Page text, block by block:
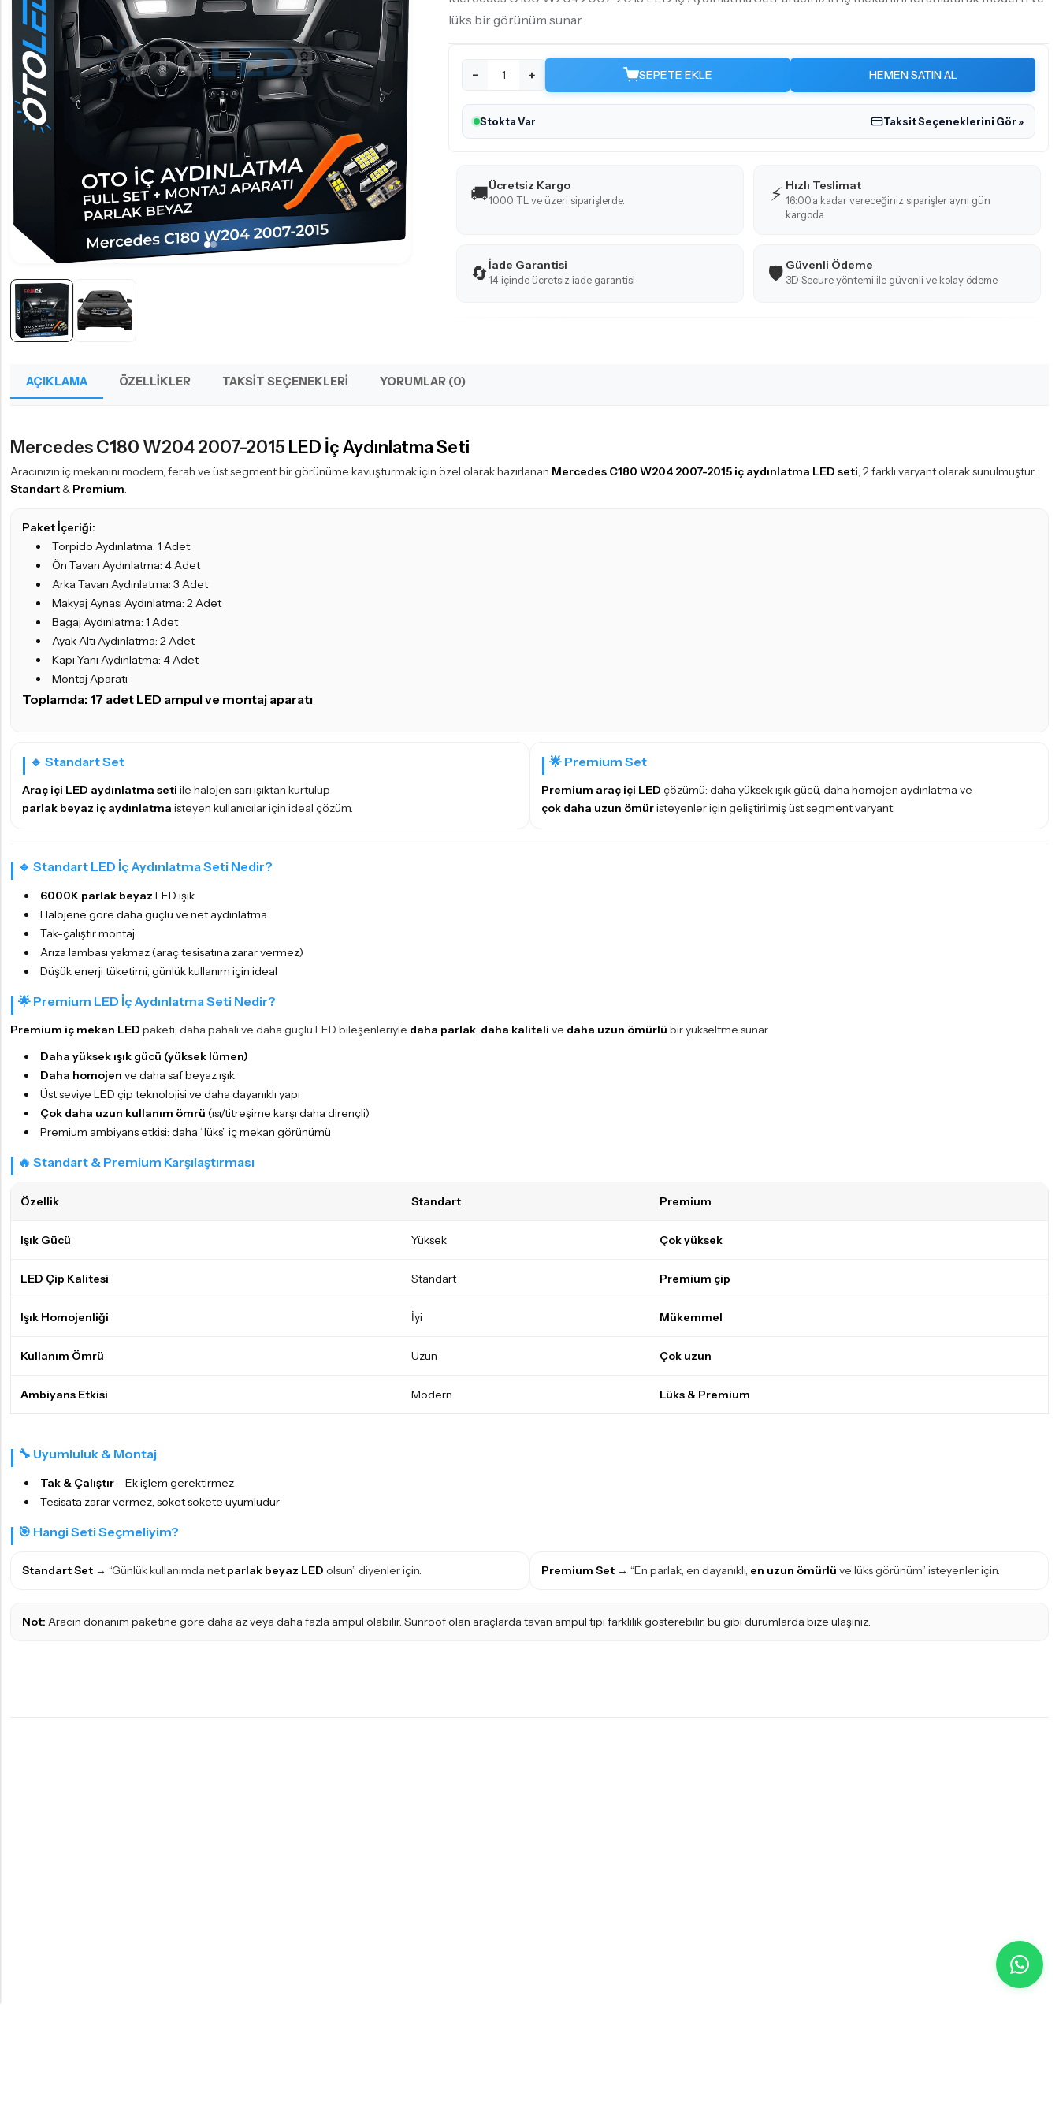
lüks bir görünüm sunar.
− + SEPETE EKLE HEMEN SATIN AL
Stokta Var Taksit Seçeneklerini Gör »
🚚Ücretsiz Kargo
1000 TL ve üzeri siparişlerde. ⚡ Hızlı Teslimat
16:00'a kadar vereceğiniz siparişler aynı gün
kargoda
🔄İade Garantisi
14 içinde ücretsiz iade garantisi 🛡️ Güvenli Ödeme
3D Secure yöntemi ile güvenli ve kolay ödeme
AÇIKLAMA ÖZELLIKLER TAKSIT SEÇENEKLERI YORUMLAR (0)
Mercedes C180 W204 2007-2015 LED İç Aydınlatma Seti
Aracınızın iç mekanını modern, ferah ve üst segment bir görünüme kavuşturmak için özel olarak hazırlanan Mercedes C180 W204 2007-2015 iç aydınlatma LED seti, 2 farklı varyant olarak sunulmuştur:
Standart & Premium.
Paket İçeriği:
Torpido Aydınlatma: 1 Adet
Ön Tavan Aydınlatma: 4 Adet
Arka Tavan Aydınlatma: 3 Adet
Makyaj Aynası Aydınlatma: 2 Adet
Bagaj Aydınlatma: 1 Adet
Ayak Altı Aydınlatma: 2 Adet
Kapı Yanı Aydınlatma: 4 Adet
Montaj Aparatı
Toplamda: 17 adet LED ampulve montaj aparatı
🔹 Standart Set
Araç içi LED aydınlatma seti ile halojen sarı ışıktan kurtulup
parlak beyaz iç aydınlatma isteyen kullanıcılar için ideal çözüm.
🌟 Premium Set
Premium araç içi LED çözümü: daha yüksek ışık gücü, daha homojen aydınlatma ve
çok daha uzun ömüristeyenler için geliştirilmiş üst segment varyant.
🔹 Standart LED İç Aydınlatma Seti Nedir?
6000K parlak beyaz LED ışık
Halojene göre daha güçlü ve net aydınlatma
Tak-çalıştır montaj
Arıza lambası yakmaz (araç tesisatına zarar vermez)
Düşük enerji tüketimi, günlük kullanım için ideal
🌟 Premium LED İç Aydınlatma Seti Nedir?
Premium iç mekan LED paketi; daha pahalı ve daha güçlü LED bileşenleriyle daha parlak, daha kaliteli ve daha uzun ömürlü bir yükseltme sunar.
Daha yüksek ışık gücü (yüksek lümen)
Daha homojen ve daha saf beyaz ışık
Üst seviye LED çip teknolojisi ve daha dayanıklı yapı
Çok daha uzun kullanım ömrü (ısı/titreşime karşı daha dirençli)
Premium ambiyans etkisi: daha “lüks” iç mekan görünümü
🔥 Standart & Premium Karşılaştırması
Özellik Standart Premium
Işık Gücü Yüksek Çok yüksek
LED Çip Kalitesi Standart Premium çip
Işık Homojenliği İyi Mükemmel
Kullanım Ömrü Uzun Çok uzun
Ambiyans Etkisi Modern Lüks & Premium
🔧 Uyumluluk & Montaj
Tak & Çalıştır – Ek işlem gerektirmez
Tesisata zarar vermez, soket sokete uyumludur
🎯 Hangi Seti Seçmeliyim?
Standart Set → “Günlük kullanımda net parlak beyaz LED olsun” diyenler için. Premium Set → “En parlak, en dayanıklı, en uzun ömürlü ve lüks görünüm” isteyenler için.
Not: Aracın donanım paketine göre daha az veya daha fazla ampul olabilir. Sunroof olan araçlarda tavan ampul tipi farklılık gösterebilir, bu gibi durumlarda bize ulaşınız.